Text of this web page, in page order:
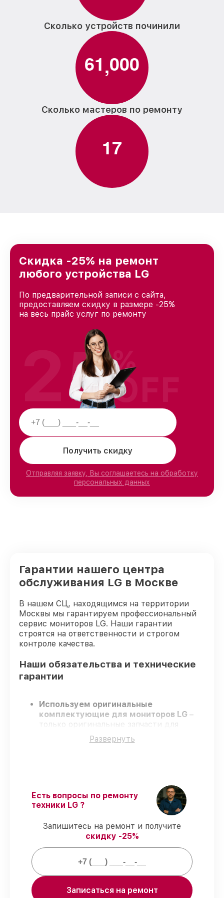
Сколько устройств починили
61,000
Сколько мастеров по ремонту
17
Скидка -25% на ремонт
любого устройства LG
По предварительной записи с сайта,
предоставляем скидку в размере -25%
на весь прайс услуг по ремонту
Получить скидку
Отправляя заявку, Вы соглашаетесь на обработку
персональных данных
25%
OFF
Гарантии нашего центра
обслуживания LG в Москве
В нашем СЦ, находящимся на территории
Москвы мы гарантируем профессиональный
сервис мониторов LG. Наши гарантии
строятся на ответственности и строгом
контроле качества.
Наши обязательства и технические
гарантии
Используем оригинальные
комплектующие для мониторов LG –
только оригинальные запчасти для
вашей техники.
Сертифицированные инженеры
Работаем строго в установленных
заранее временных рамках– ремонт
мониторов LG без бесконечных
Гарантийное обслуживание– на все
услуги и детали для мониторов LG
Мы гарантируем:
Развернуть
Есть вопросы по ремонту
техники LG ?
Запишитесь на ремонт и получите
скидку -25%
Записаться на ремонт